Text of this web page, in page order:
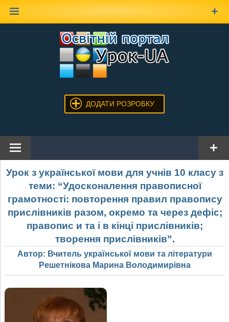
ДОДАТИ РОЗРОБКУ
Урок з української мови для учнів 10 класу з
теми: “Удосконалення правописної
грамотності: повторення правил правопису
прислівників разом, окремо та через дефіс;
правопис и та і в кінці прислівників;
творення прислівників”.
Автор: Вчитель української мови та літератури
Решетнікова Марина Володимирівна